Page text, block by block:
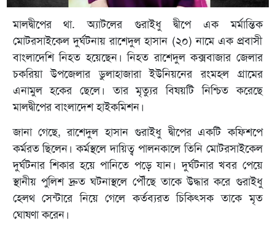
মালদ্বীপের থা. অ্যাটলের গুরাইধু দ্বীপে এক মর্মান্তিক
মোটরসাইকেল দুর্ঘটনায় রাশেদুল হাসান (২০) নামে এক প্রবাসী
বাংলাদেশি নিহত হয়েছেন। নিহত রাশেদুল কক্সবাজার জেলার
চকরিয়া উপজেলার ডুলাহাজারা ইউনিয়নের রংমহল গ্রামের
এনামুল হকের ছেলে। তার মৃত্যুর বিষয়টি নিশ্চিত করেছে
মালদ্বীপের বাংলাদেশ হাইকমিশন।
জানা গেছে, রাশেদুল হাসান গুরাইধু দ্বীপের একটি কফিশপে
কর্মরত ছিলেন। কর্মস্থলে দায়িত্ব পালনকালে তিনি মোটরসাইকেল
দুর্ঘটনার শিকার হয়ে পানিতে পড়ে যান। দুর্ঘটনার খবর পেয়ে
স্থানীয় পুলিশ দ্রুত ঘটনাস্থলে পৌঁছে তাকে উদ্ধার করে গুরাইধু
হেলথ সেন্টারে নিয়ে গেলে কর্তব্যরত চিকিৎসক তাকে মৃত
ঘোষণা করেন।